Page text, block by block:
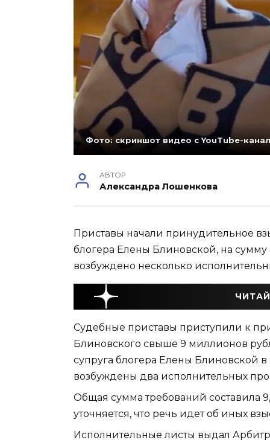
Фото: скриншот видео с YouTube-
АВТОР
Александра Лошенкова
Приставы начали принудительное
блогера Елены Блиновской, на
возбуждено несколько
Судебные приставы приступили к
Блиновского свыше 9 миллионов
супруга блогера Елены Блиновской
возбуждены два исполнительных
Общая сумма требований составила
уточняется, что речь идет об иных
Исполнительные листы выдал